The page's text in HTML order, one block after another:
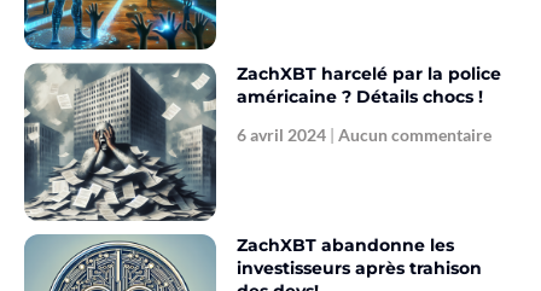
ZachXBT harcelé par la police
américaine ? Détails chocs !
6 avril 2024 Aucun commentaire
ZachXBT abandonne les
investisseurs après trahison